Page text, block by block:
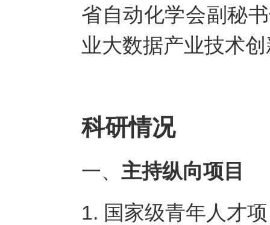
省自动化学会副秘
业大数据产业技术
科研情况
一、 主持纵向项目
1. 国家级青年人才